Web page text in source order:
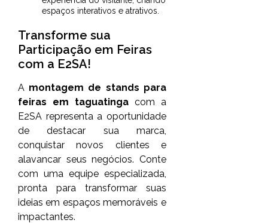
espaços interativos e atrativos.
Transforme sua
Participação em Feiras
com a E2SA!
A montagem de stands para
feiras em taguatingacom a
E2SA representa a oportunidade
de destacar sua marca,
conquistar novos clientes e
alavancar seus negócios. Conte
com uma equipe especializada,
pronta para transformar suas
ideias em espaços memoráveis e
impactantes.